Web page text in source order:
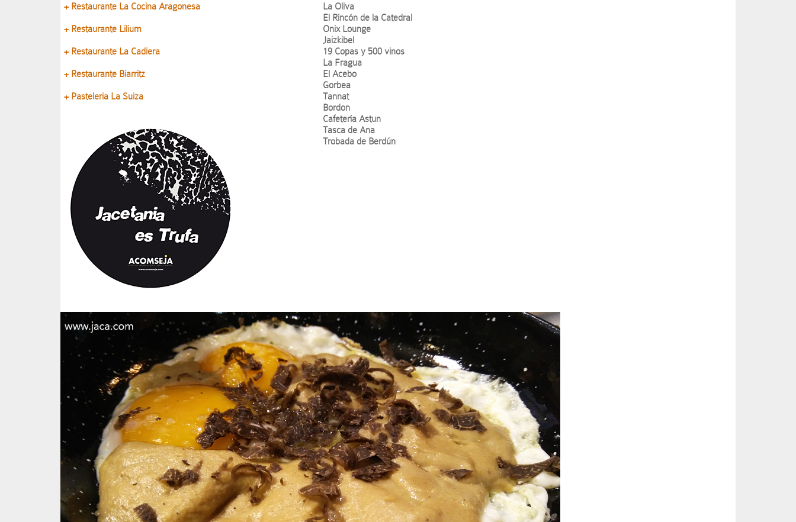
+ Restaurante La Cocina Aragonesa
+ Restaurante Lilium
+ Restaurante La Cadiera
+ Restaurante Biarritz
+ Pasteleria La Suiza
La Oliva
El Rincón de la Catedral
Onix Lounge
Jaizkibel
19 Copas y 500 vinos
La Fragua
El Acebo
Gorbea
Tannat
Bordon
Cafetería Astun
Tasca de Ana
Trobada de Berdún